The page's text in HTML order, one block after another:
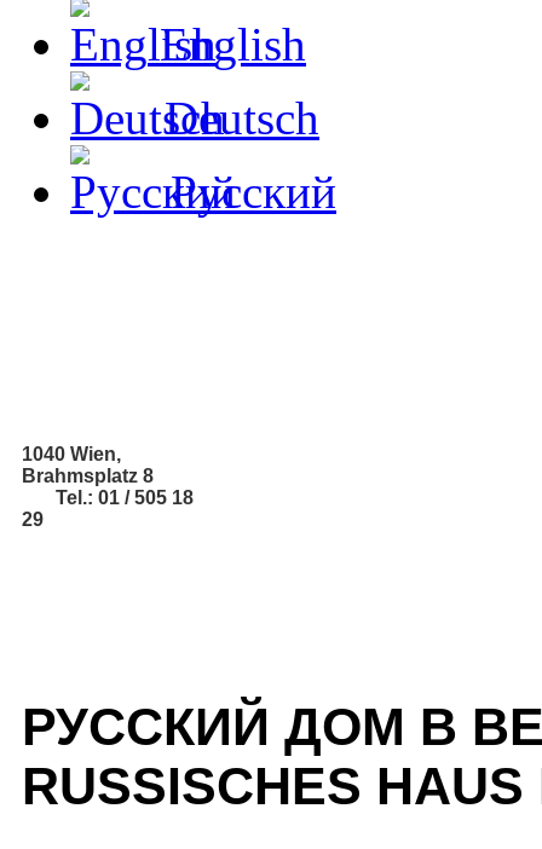
English
Deutsch
Русский
1040 Wien,
Brahmsplatz 8
Tel.: 01 / 505 18
29
РУССКИЙ ДОМ В
RUSSISCHES HAUS